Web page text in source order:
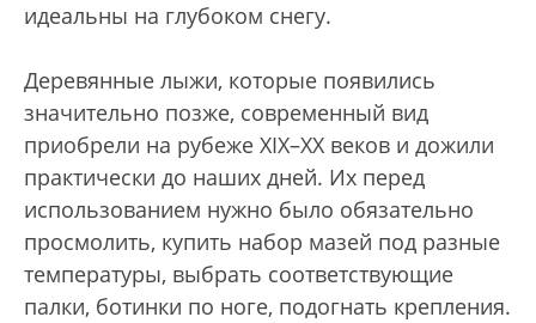
идеальны на глубоком снегу.
Деревянные лыжи, которые появились
значительно позже, современный вид
приобрели на рубеже XIX–XX веков и дожили
практически до наших дней. Их перед
использованием нужно было обязательно
просмолить, купить набор мазей под разные
температуры, выбрать соответствующие
палки, ботинки по ноге, подогнать крепления.